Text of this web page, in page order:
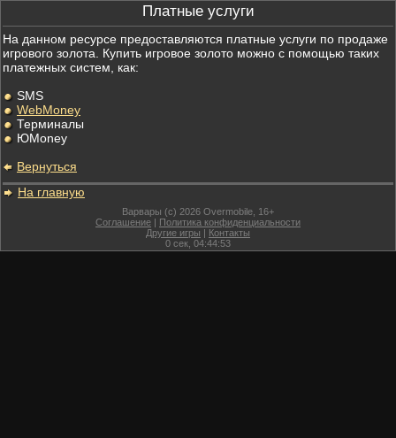
Платные услуги
На данном ресурсе предоставляются платные услуги по продаже
игрового золота. Купить игровое золото можно с помощью таких
платежных систем, как:
SMS
WebMoney
Терминалы
ЮMoney
Вернуться
На главную
Варвары (c) 2026 Overmobile, 16+
Соглашение | Политика конфиденциальности
Другие игры | Контакты
0 сек, 04:44:53